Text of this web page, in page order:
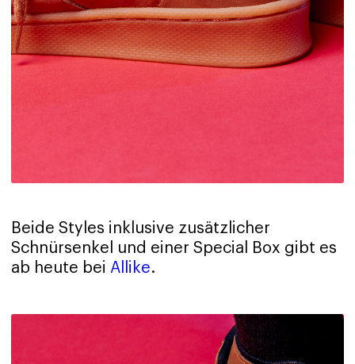
Beide Styles inklusive zusätzlicher
Schnürsenkel und einer Special Box gibt es
ab heute bei Allike.